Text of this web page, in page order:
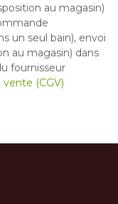
au magasin)
un seul bain), envoi
au magasin) dans
fournisseur
(CGV)